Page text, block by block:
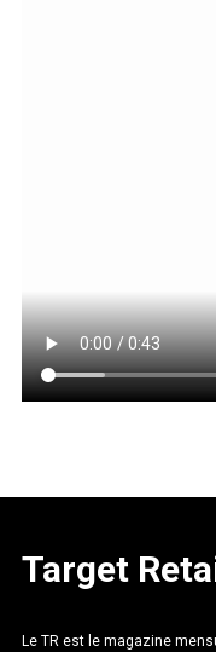
Target
Le TR est le magazine